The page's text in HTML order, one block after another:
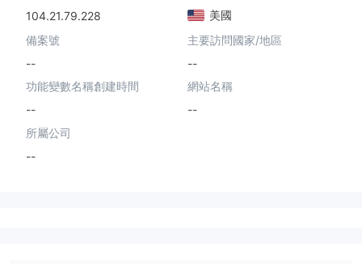
104.21.79.228
美國
備案號
--
主要訪問國家/地區
--
功能變數名稱創建時間
--
網站名稱
--
所屬公司
--